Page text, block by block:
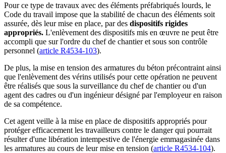
Pour ce type de travaux avec des éléments préfabriqués lourds, le
Code du travail impose que la stabilité de chacun des éléments soit
assurée, dès leur mise en place, par des dispositifs rigides
appropriés. L'enlèvement des dispositifs mis en œuvre ne peut être
accompli que sur l'ordre du chef de chantier et sous son contrôle
personnel (article R4534-103).
De plus, la mise en tension des armatures du béton précontraint ainsi
que l'enlèvement des vérins utilisés pour cette opération ne peuvent
être réalisés que sous la surveillance du chef de chantier ou d'un
agent des cadres ou d'un ingénieur désigné par l'employeur en raison
de sa compétence.
Cet agent veille à la mise en place de dispositifs appropriés pour
protéger efficacement les travailleurs contre le danger qui pourrait
résulter d'une libération intempestive de l'énergie emmagasinée dans
les armatures au cours de leur mise en tension (article R4534-104).